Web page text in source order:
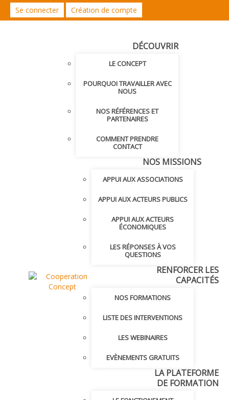
Se connecter Création de compte
DÉCOUVRIR
LE CONCEPT
POURQUOI TRAVAILLER AVEC
NOUS
NOS RÉFÉRENCES ET
PARTENAIRES
COMMENT PRENDRE
CONTACT
NOS MISSIONS
APPUI AUX ASSOCIATIONS
APPUI AUX ACTEURS PUBLICS
APPUI AUX ACTEURS
ÉCONOMIQUES
LES RÉPONSES À VOS
QUESTIONS
RENFORCER LES
CAPACITÉS
NOS FORMATIONS
LISTE DES INTERVENTIONS
LES WEBINAIRES
EVÈNEMENTS GRATUITS
LA PLATEFORME
DE FORMATION